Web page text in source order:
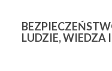
34. FINAŁ
ŚWIĄTECZNEJ